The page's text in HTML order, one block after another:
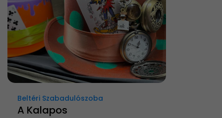
Beltéri Szabadulószoba
A Kalapos